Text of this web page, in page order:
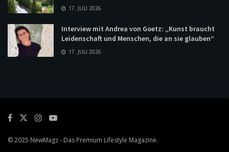
17. JULI 2026
Interview mit Andrea von Goetz: „Kunst braucht
Leidenschaft und Menschen, die an sie glauben“
17. JULI 2026
© 2025 NewMagz- Das Premium Lifestyle Magazine.